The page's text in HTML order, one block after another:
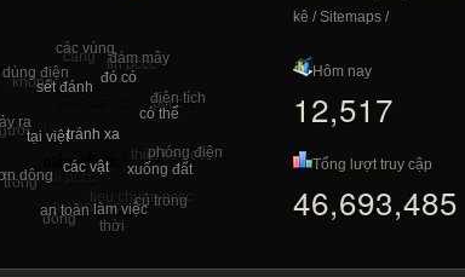
tránh xa
các vật
tại việt
sét đánh
đó có
có thể
xuống đất
làm việc
an toàn
dông
ra
dùng điện
các vùng
đám mây
điện tích
phóng điện
cú trong
thời
dông
trong
không
càng tin pccc
pccc
thiet ke pccc
tieu chuan pccc
tu van pccc
chi pccc
chỉ pccc
thiết bị pccc
diễn đàn phòng cháy
thiet ke phong chay
diễn đàn pc
pccc chong chay
kê /Sitemaps/
Hôm nay
12,517
Tổng lượt truy cập
46,693,485